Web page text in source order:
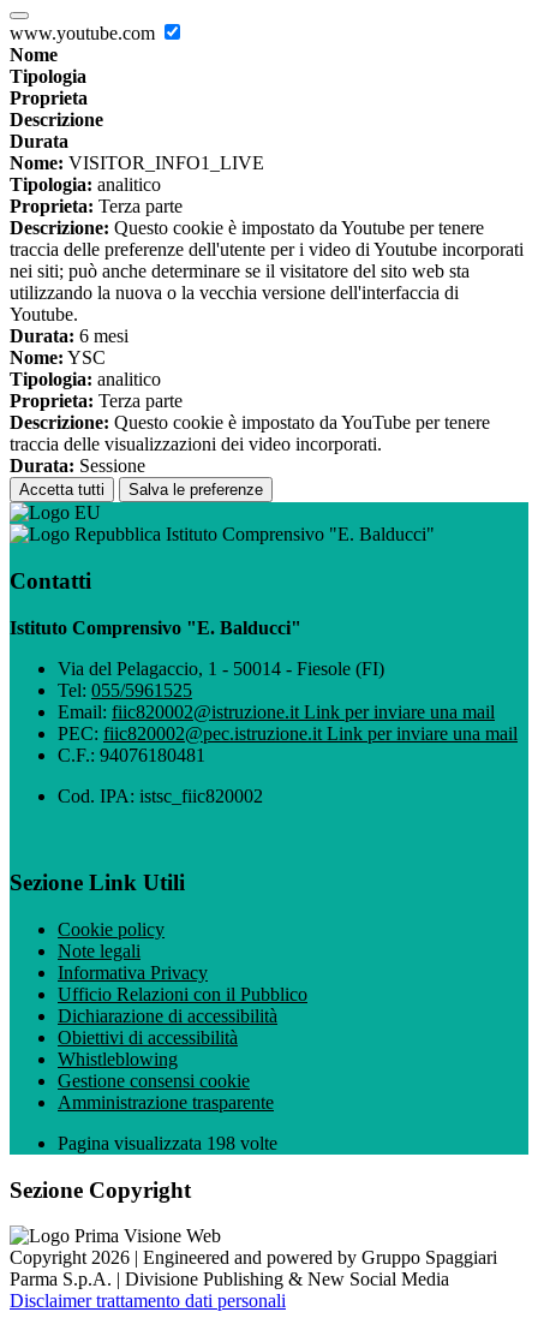
www.youtube.com
Nome
Tipologia
Proprieta
Descrizione
Durata
Nome: VISITOR_INFO1_LIVE
Tipologia: analitico
Proprieta: Terza parte
Descrizione: Questo cookie è impostato da Youtube per tenere
traccia delle preferenze dell'utente per i video di Youtube incorporati
nei siti; può anche determinare se il visitatore del sito web sta
utilizzando la nuova o la vecchia versione dell'interfaccia di
Youtube.
Durata: 6 mesi
Nome: YSC
Tipologia: analitico
Proprieta: Terza parte
Descrizione: Questo cookie è impostato da YouTube per tenere
traccia delle visualizzazioni dei video incorporati.
Durata: Sessione
Accetta tutti Salva le preferenze
Istituto Comprensivo "E. Balducci"
Contatti
Istituto Comprensivo "E. Balducci"
Via del Pelagaccio, 1 - 50014 - Fiesole (FI)
Tel: 055/5961525
Email: fiic820002@istruzione.it Link per inviare una mail
PEC: fiic820002@pec.istruzione.it Link per inviare una mail
C.F.: 94076180481
Cod. IPA: istsc_fiic820002
Sezione Link Utili
Cookie policy
Note legali
Informativa Privacy
Ufficio Relazioni con il Pubblico
Dichiarazione di accessibilità
Obiettivi di accessibilità
Whistleblowing
Gestione consensi cookie
Amministrazione trasparente
Pagina visualizzata 198 volte
Sezione Copyright
Copyright 2026 | Engineered and powered by Gruppo Spaggiari
Parma S.p.A. | Divisione Publishing & New Social Media
Disclaimer trattamento dati personali